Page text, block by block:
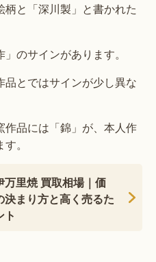
と「深川製」と書かれた
のサインがあります。
とではサインが少し異な
品には「錦」が、本人作
。
万里焼 買取相場｜価
決まり方と高く売るた
ト